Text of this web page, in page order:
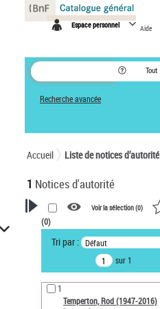
Espace personnel Aide
Tout
Recherche avancée
Accueil Liste de notices d’autorité
1 Notices d'autorité
VOTRE RECHERCHE
Recherche avancée dans les
notices d’autorité
Œuvres liées à l'auteur :
Temperton, Rod (1947-2016)
Voir la sélection (0)
(0)
Tri par : Défaut
sur 1
1
Temperton, Rod (1947-2016)
Panneau de gestion des cookies